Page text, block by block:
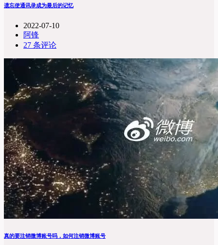
遗忘使通讯录成为最后的记忆
2022-07-10
阿锋
27 条评论
真的要注销微博账号吗，如何注销微博账号